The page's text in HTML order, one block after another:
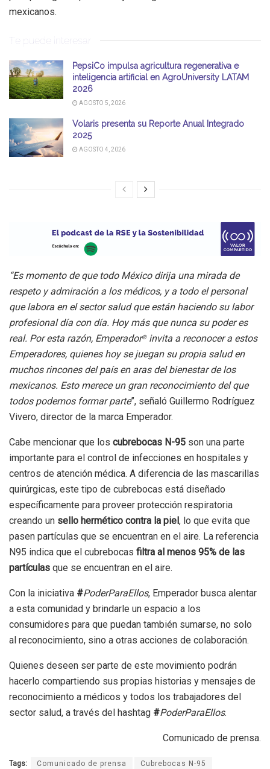
mexicanos.
Te puede interesar
PepsiCo impulsa agricultura regenerativa e
inteligencia artificial en AgroUniversity LATAM
2026
AGOSTO 5, 2026
Volaris presenta su Reporte Anual Integrado
2025
AGOSTO 4, 2026
“Es momento de que todo México dirija una mirada de
respeto y admiración a los médicos, y a todo el personal
que labora en el sector salud que están haciendo su labor
profesional día con día. Hoy más que nunca su poder es
real. Por esta razón, Emperador®invita a reconocer a estos
Emperadores, quienes hoy se juegan su propia salud en
muchos rincones del país en aras del bienestar de los
mexicanos. Esto merece un gran reconocimiento del que
todos podemos formar parte”, señaló Guillermo Rodríguez
Vivero, director de la marca Emperador.
Cabe mencionar que los cubrebocas N-95 son una parte
importante para el control de infecciones en hospitales y
centros de atención médica. A diferencia de las mascarillas
quirúrgicas, este tipo de cubrebocas está diseñado
específicamente para proveer protección respiratoria
creando un sello hermético contra la piel , lo que evita que
pasen partículas que se encuentran en el aire. La referencia
N95 indica que el cubrebocas filtra al menos 95% de las
partículas que se encuentran en el aire.
Con la iniciativa #PoderParaEllos, Emperador busca alentar
a esta comunidad y brindarle un espacio a los
consumidores para que puedan también sumarse, no solo
al reconocimiento, sino a otras acciones de colaboración.
Quienes deseen ser parte de este movimiento podrán
hacerlo compartiendo sus propias historias y mensajes de
reconocimiento a médicos y todos los trabajadores del
sector salud, a través del hashtag #PoderParaEllos.
Comunicado de prensa.
Tags: Comunicado de prensa Cubrebocas N-95